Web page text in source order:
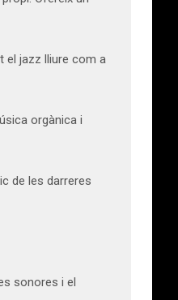
el jazz lliure com a
orgànica i
de les darreres
sonores i el